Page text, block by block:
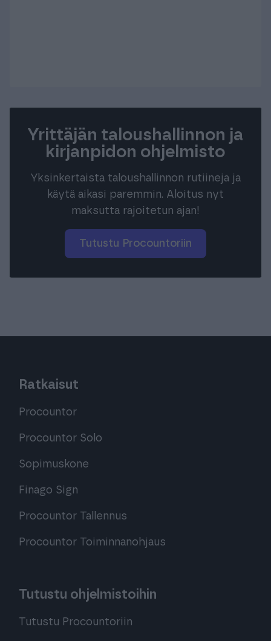
Yrittäjän taloushallinnon ja
kirjanpidon ohjelmisto
Yksinkertaista taloushallinnon rutiineja ja
käytä aikasi paremmin. Aloitus nyt
maksutta rajoitetun ajan!
Tutustu Procountoriin
Ratkaisut
Procountor
Procountor Solo
Sopimuskone
Finago Sign
Procountor Tallennus
Procountor Toiminnanohjaus
Tutustu ohjelmistoihin
Tutustu Procountoriin